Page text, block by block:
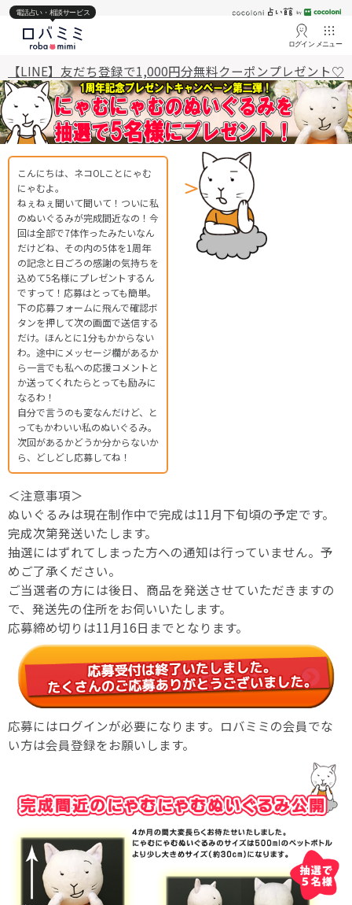
電話占い・相談サービス
ログイン メニュー
【LINE】友だち登録で1,000円分無料クーポンプレゼント♡
こんにちは、ネコOLことにゃむ
にゃむよ。
ねぇねぇ聞いて聞いて！ついに私
のぬいぐるみが完成間近なの！今
回は全部で7体作ったみたいなん
だけどね、その内の5体を1周年
の記念と日ごろの感謝の気持ちを
込めて5名様にプレゼントするん
ですって！応募はとっても簡単。
下の応募フォームに飛んで確認ボ
タンを押して次の画面で送信する
だけ。ほんとに1分もかからない
わ。途中にメッセージ欄があるか
ら一言でも私への応援コメントと
か送ってくれたらとっても励みに
なるわ！
自分で言うのも変なんだけど、と
ってもかわいい私のぬいぐるみ。
次回があるかどうか分からないか
ら、どしどし応募してね！
＜注意事項＞
ぬいぐるみは現在制作中で完成は11月下旬頃の予定です。
完成次第発送いたします。
抽選にはずれてしまった方への通知は行っていません。予
めご了承ください。
ご当選者の方には後日、商品を発送させていただきますの
で、発送先の住所をお伺いいたします。
応募締め切りは11月16日までとなります。
応募にはログインが必要になります。ロバミミの会員でな
い方は会員登録をお願いします。